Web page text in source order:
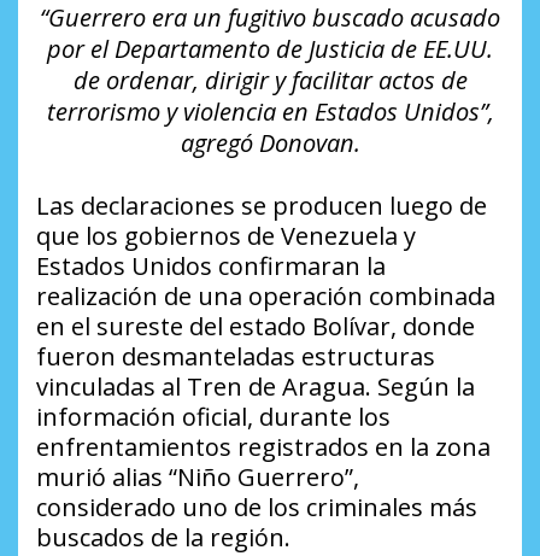
“Guerrero era un fugitivo buscado acusado
por el Departamento de Justicia de EE.UU.
de ordenar, dirigir y facilitar actos de
terrorismo y violencia en Estados Unidos”,
agregó Donovan.
Las declaraciones se producen luego de
que los gobiernos de Venezuela y
Estados Unidos confirmaran la
realización de una operación combinada
en el sureste del estado Bolívar, donde
fueron desmanteladas estructuras
vinculadas al Tren de Aragua. Según la
información oficial, durante los
enfrentamientos registrados en la zona
murió alias “Niño Guerrero”,
considerado uno de los criminales más
buscados de la región.